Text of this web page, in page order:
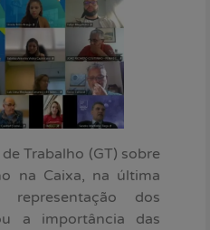
Trabalho (GT) sobre
na Caixa, na última
dos
a importância das